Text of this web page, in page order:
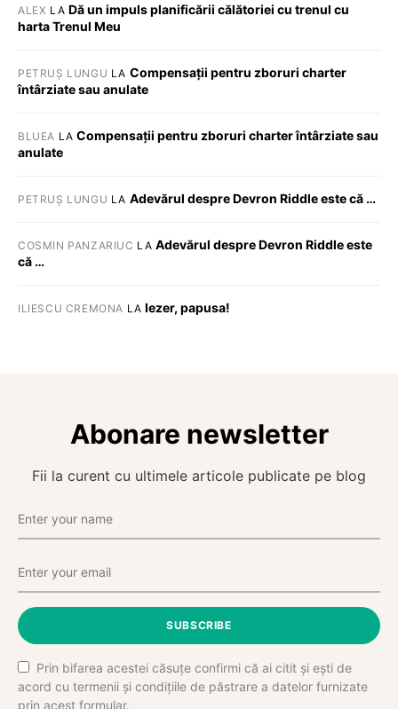
ALEX LA Dă un impuls planificării călătoriei cu trenul cu
harta Trenul Meu
PETRUȘ LUNGU LA Compensații pentru zboruri charter
întârziate sau anulate
BLUEA LACompensații pentru zboruri charter întârziate sau
anulate
PETRUȘ LUNGU LA Adevărul despre Devron Riddle este că …
COSMIN PANZARIUC LA Adevărul despre Devron Riddle este
că …
ILIESCU CREMONA LAIezer, papusa!
Abonare newsletter
Fii la curent cu ultimele articole publicate pe blog
SUBSCRIBE
Prin bifarea acestei căsuțe confirmi că ai citit și ești de
acord cu termenii și condițiile de păstrare a datelor furnizate
prin acest formular.